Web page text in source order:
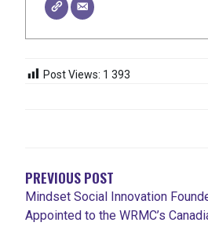
Post Views: 1 393
L'ARTICLE
PREVIOUS POST
Mindset Social Innovation
Appointed to the WRMC’s